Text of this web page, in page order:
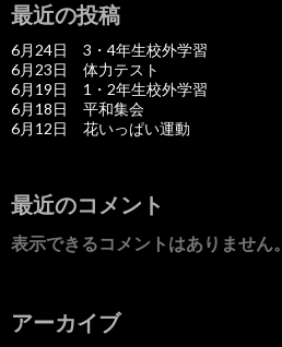
最近の投稿
6月24日 3・4年生校外学習
6月23日 体力テスト
6月19日 1・2年生校外学習
6月18日 平和集会
6月12日 花いっぱい運動
最近のコメント
表示できるコメントはありません。
アーカイブ